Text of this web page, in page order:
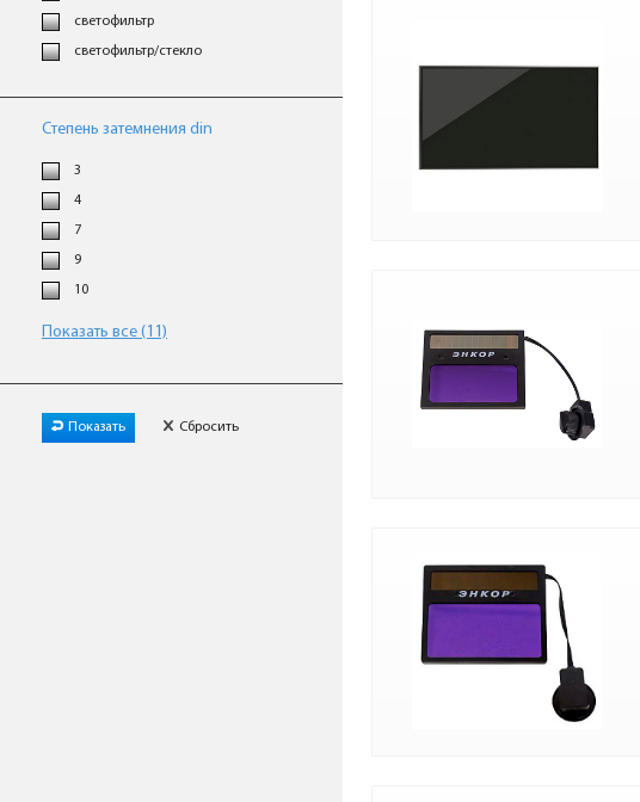
светофильтр
светофильтр/стекло
Степень затемнения din
3
4
7
9
10
Показать все (11)
Показать Сбросить